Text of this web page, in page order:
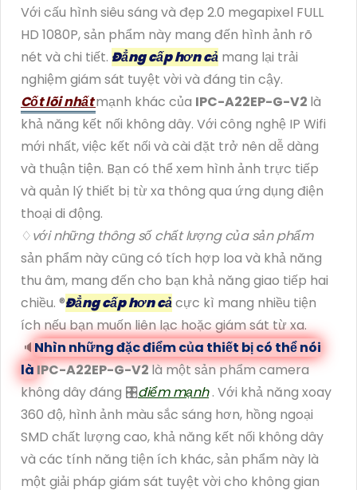
Với cấu hình siêu sáng và đẹp 2.0 megapixel FULL
HD 1080P, sản phẩm này mang đến hình ảnh rõ
nét và chi tiết. Đẳng cấp hơn cả mang lại trải
nghiệm giám sát tuyệt vời và đáng tin cậy.
Cốt lõi nhấtmạnh khác của IPC-A22EP-G-V2 là
khả năng kết nối không dây. Với công nghệ IP Wifi
mới nhất, việc kết nối và cài đặt trở nên dễ dàng
và thuận tiện. Bạn có thể xem hình ảnh trực tiếp
và quản lý thiết bị từ xa thông qua ứng dụng điện
thoại di động.
♢với những thông số chất lượng của sản phẩm
sản phẩm này cũng có tích hợp loa và khả năng
thu âm, mang đến cho bạn khả năng giao tiếp hai
chiều. ®️Đẳng cấp hơn cảcực kì mang nhiều tiện
ích nếu bạn muốn liên lạc hoặc giám sát từ xa.
🔈 Nhìn những đặc điểm của thiết bị có thể nói
là IPC-A22EP-G-V2là một sản phẩm camera
không dây đáng 🎛điểm mạnh. Với khả năng xoay
360 độ, hình ảnh màu sắc sáng hơn, hồng ngoại
SMD chất lượng cao, khả năng kết nối không dây
và các tính năng tiện ích khác, sản phẩm này là
một giải pháp giám sát tuyệt vời cho không gian